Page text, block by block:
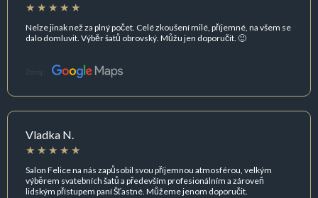
Nelze jinak než za plný počet. Celé zkoušení milé, příjemné, na všem se
dalo domluvit. Výběr šatů obrovský. Můžu jen doporučit. 🙂
Zdroj:
Vladka N.
Salon Felice na nás zapůsobil svou příjemnou atmosférou, velkým
výběrem svatebních šatů a především profesionálním a zároveň
lidským přístupem paní Šťastné. Můžeme jenom doporučit.